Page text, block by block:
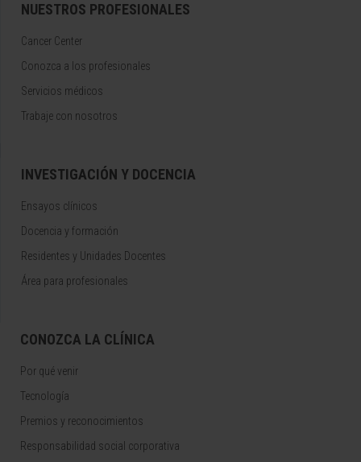
NUESTROS PROFESIONALES
Cancer Center
Conozca a los profesionales
Servicios médicos
Trabaje con nosotros
INVESTIGACIÓN Y DOCENCIA
Ensayos clínicos
Docencia y formación
Residentes y Unidades Docentes
Área para profesionales
CONOZCA LA CLÍNICA
Por qué venir
Tecnología
Premios y reconocimientos
Responsabilidad social corporativa